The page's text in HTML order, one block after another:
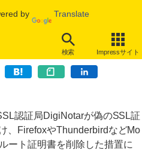
by Translate
検索 Impressサイト
説明、DigiNotarの証明書は恒久的
認証局DigiNotarが偽のSSL証
、FirefoxやThunderbirdなどMo
ート証明書を削除した措置に